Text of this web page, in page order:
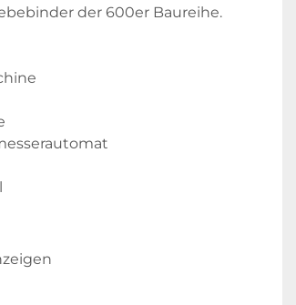
der 600er Baureihe.